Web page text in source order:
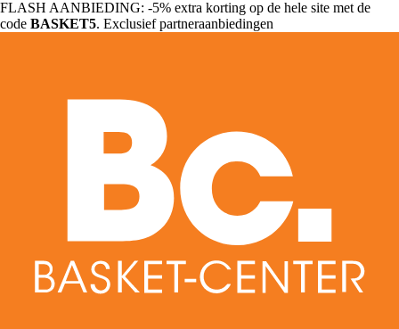
FLASH AANBIEDING: -5% extra korting op de hele site met de
code BASKET5. Exclusief partneraanbiedingen